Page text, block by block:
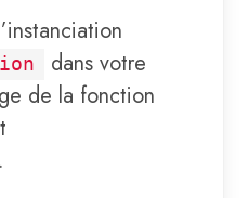
dans votre
de la fonction